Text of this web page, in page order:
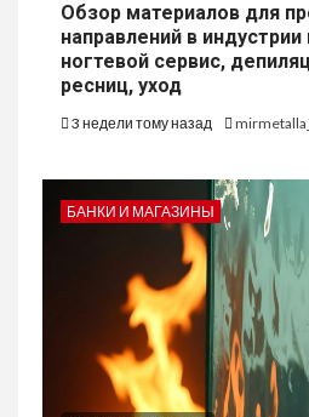
Обзор материалов для
направлений в
ногтевой сервис,
ресниц, уход
3 недели тому назад
БАНКИ И МАГАЗИНЫ